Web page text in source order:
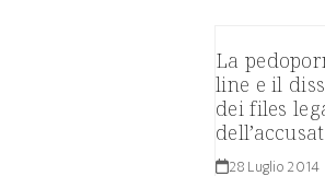
La
line e il
dei files
28 Luglio 2014